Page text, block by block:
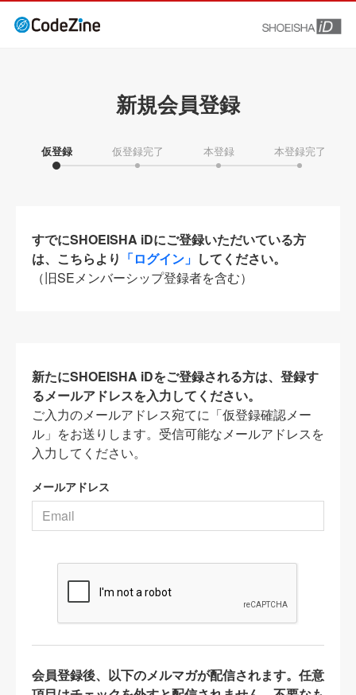
新規会員登録
仮登録 仮登録完了 本登録 本登録完了
すでにSHOEISHA iDにご登録いただいている方
は、こちらより 「ログイン」 してください。
（旧SEメンバーシップ登録者を含む）
新たにSHOEISHA iDをご登録される方は、登録す
るメールアドレスを入力してください。
ご入力のメールアドレス宛てに「仮登録確認メー
ル」をお送りします。受信可能なメールアドレスを
入力してください。
メールアドレス
会員登録後、以下のメルマガが配信されます。任意